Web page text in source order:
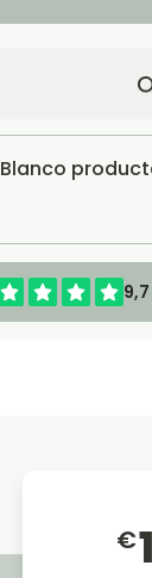
Blanco
€